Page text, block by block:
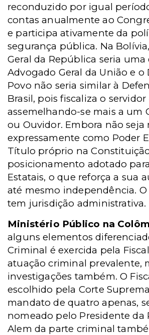
reconduzido por igual
contas anualmente ao
e participa ativamente da
segurança pública. Na
Geral da República seria uma
Advogado Geral da União e o
Povo não seria similar à
Brasil, pois fiscaliza o
assemelhando-se mais a um
ou Ouvidor. Embora não seja
expressamente como Poder
Título próprio na
posicionamento adotado
Estatais, o que reforça a sua
até mesmo independência.
tem jurisdição administrativa.
Ministério Público na
alguns elementos
Criminal é exercida pela
atuação criminal prevalente,
investigações também. O
escolhido pela Corte
mandato de quatro apenas,
nomeado pelo Presidente da
Alem da parte criminal